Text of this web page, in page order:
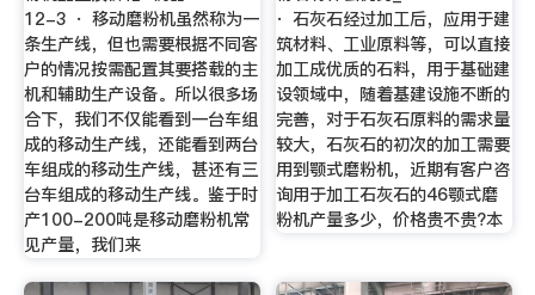
12-3 · 移动磨粉机虽然称为一
条生产线，但也需要根据不同客
户的情况按需配置其要搭载的主
机和辅助生产设备。所以很多场
合下，我们不仅能看到一台车组
成的移动生产线，还能看到两台
车组成的移动生产线，甚还有三
台车组成的移动生产线。鉴于时
产100-200吨是移动磨粉机常
见产量，我们来
· 石灰石经过加工后，应用于建
筑材料、工业原料等，可以直接
加工成优质的石料，用于基础建
设领域中，随着基建设施不断的
完善，对于石灰石原料的需求量
较大，石灰石的初次的加工需要
用到颚式磨粉机，近期有客户咨
询用于加工石灰石的46颚式磨
粉机产量多少，价格贵不贵?本